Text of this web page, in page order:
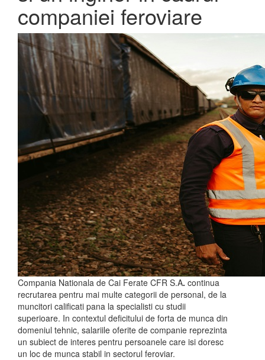
companiei feroviare
Compania Nationala de Cai Ferate CFR S.A. continua
recrutarea pentru mai multe categorii de personal, de la
muncitori calificati pana la specialisti cu studii
superioare. In contextul deficitului de forta de munca din
domeniul tehnic, salariile oferite de companie reprezinta
un subiect de interes pentru persoanele care isi doresc
un loc de munca stabil in sectorul feroviar.